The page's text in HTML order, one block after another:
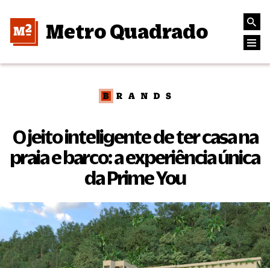
Metro Quadrado
O jeito inteligente de ter casa na
praia e barco: a experiência única
da Prime You